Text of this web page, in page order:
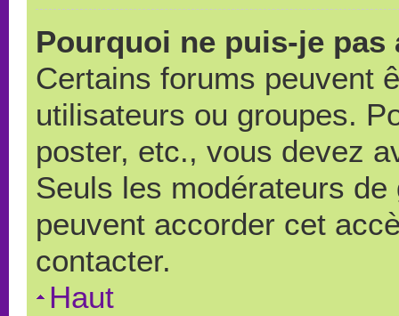
Pourquoi ne puis-je
Certains forums peuvent
utilisateurs ou groupes.
poster, etc., vous devez
Seuls les modérateurs
peuvent accorder cet
contacter.
Haut